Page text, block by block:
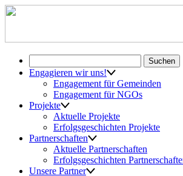
nach:
Engagieren wir uns!
Engagement für Gemeinden
Engagement für NGOs
Projekte
Aktuelle Projekte
Erfolgsgeschichten Projekte
Partnerschaften
Aktuelle Partnerschaften
Erfolgsgeschichten
Unsere Partner